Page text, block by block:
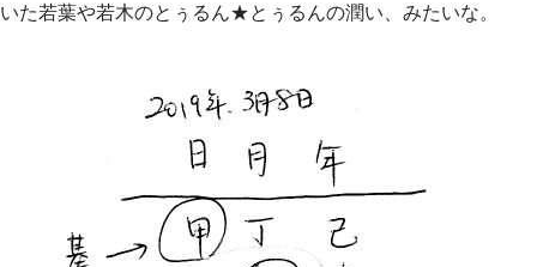
いた若葉や若木のとぅるん★とぅるんの潤い、みたいな。